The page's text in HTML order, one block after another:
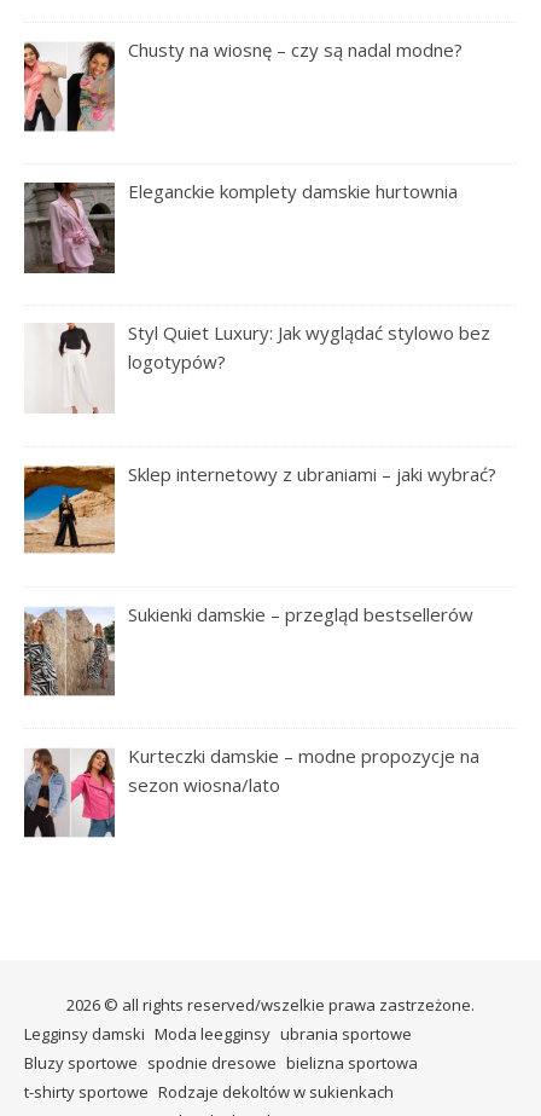
Chusty na wiosnę – czy są nadal modne?
Eleganckie komplety damskie hurtownia
Styl Quiet Luxury: Jak wyglądać stylowo bez
logotypów?
Sklep internetowy z ubraniami – jaki wybrać?
Sukienki damskie – przegląd bestsellerów
Kurteczki damskie – modne propozycje na
sezon wiosna/lato
2026 © all rights reserved/wszelkie prawa zastrzeżone.
Legginsy damski Moda leegginsy ubrania sportowe
Bluzy sportowe spodnie dresowe bielizna sportowa
t-shirty sportowe Rodzaje dekoltów w sukienkach